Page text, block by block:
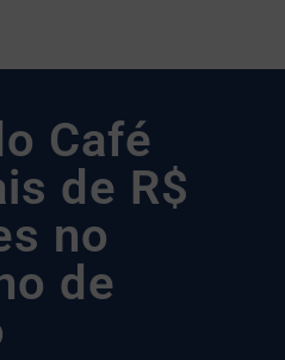
Café
de R$
no
de